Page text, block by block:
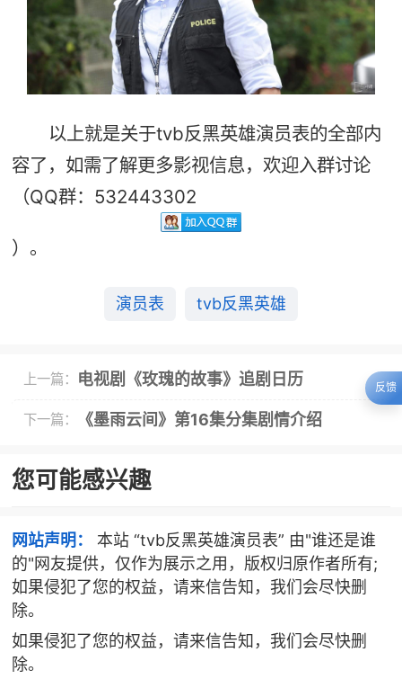
以上就是关于tvb反黑英雄演员表的全部内
容了，如需了解更多影视信息，欢迎入群讨论
（QQ群：532443302
）。
演员表 tvb反黑英雄
上一篇： 电视剧《玫瑰的故事》追剧日历
下一篇： 《墨雨云间》第16集分集剧情介绍
您可能感兴趣
网站声明：
本站 “tvb反黑英雄演员表” 由"谁还是谁
的"网友提供，仅作为展示之用，版权归原作者所有;
如果侵犯了您的权益，请来信告知，我们会尽快删
除。
如果侵犯了您的权益，请来信告知，我们会尽快删
除。
反馈